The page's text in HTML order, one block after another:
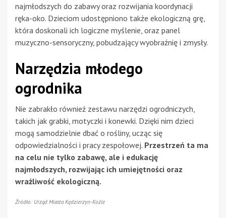
najmłodszych do zabawy oraz rozwijania koordynacji
ręka-oko. Dzieciom udostępniono także ekologiczną grę,
która doskonali ich logiczne myślenie, oraz panel
muzyczno-sensoryczny, pobudzający wyobraźnię i zmysły.
Narzędzia młodego
ogrodnika
Nie zabrakło również zestawu narzędzi ogrodniczych,
takich jak grabki, motyczki i konewki. Dzięki nim dzieci
mogą samodzielnie dbać o rośliny, ucząc się
odpowiedzialności i pracy zespołowej. Przestrzeń ta ma
na celu nie tylko zabawę, ale i edukację
najmłodszych, rozwijając ich umiejętności oraz
wrażliwość ekologiczną.
Źródło: Urząd Miasta Kędzierzyn-Koźle